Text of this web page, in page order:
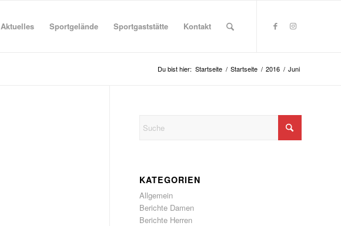
Aktuelles Sportgelände Sportgaststätte Kontakt
Du bist hier: Startseite / Startseite / 2016 / Juni
KATEGORIEN
Allgemein
Berichte Damen
Berichte Herren